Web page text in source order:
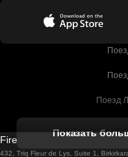
Поезд
Показать
Firebird GT Limited (OC
432, Triq Fleur de Lys, Suite 1,